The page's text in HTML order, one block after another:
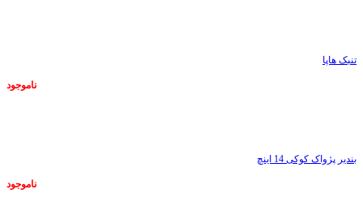
تنبک هاپا
ناموجود
بندیر پژواک کوکی 14 اینچ
ناموجود